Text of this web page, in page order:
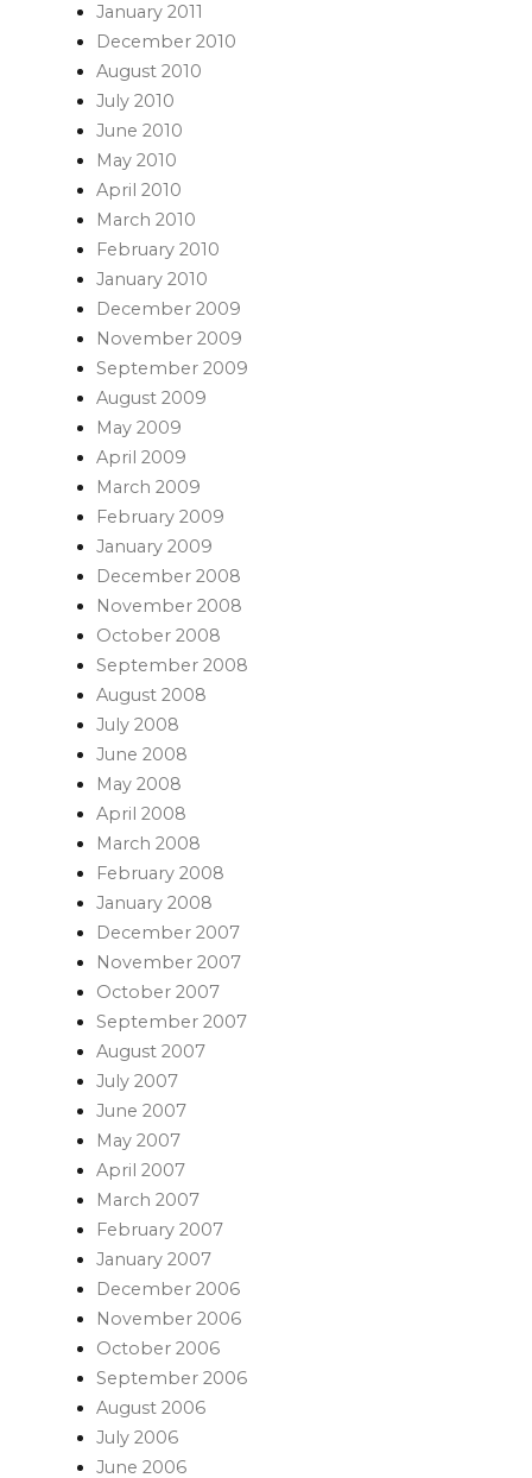
January 2011
December 2010
August 2010
July 2010
June 2010
May 2010
April 2010
March 2010
February 2010
January 2010
December 2009
November 2009
September 2009
August 2009
May 2009
April 2009
March 2009
February 2009
January 2009
December 2008
November 2008
October 2008
September 2008
August 2008
July 2008
June 2008
May 2008
April 2008
March 2008
February 2008
January 2008
December 2007
November 2007
October 2007
September 2007
August 2007
July 2007
June 2007
May 2007
April 2007
March 2007
February 2007
January 2007
December 2006
November 2006
October 2006
September 2006
August 2006
July 2006
June 2006